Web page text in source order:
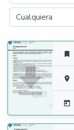



